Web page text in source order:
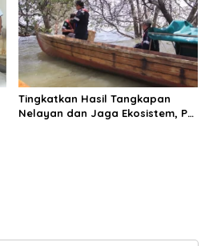
Tingkatkan Hasil Tangkapan
Nelayan dan Jaga Ekosistem, PT